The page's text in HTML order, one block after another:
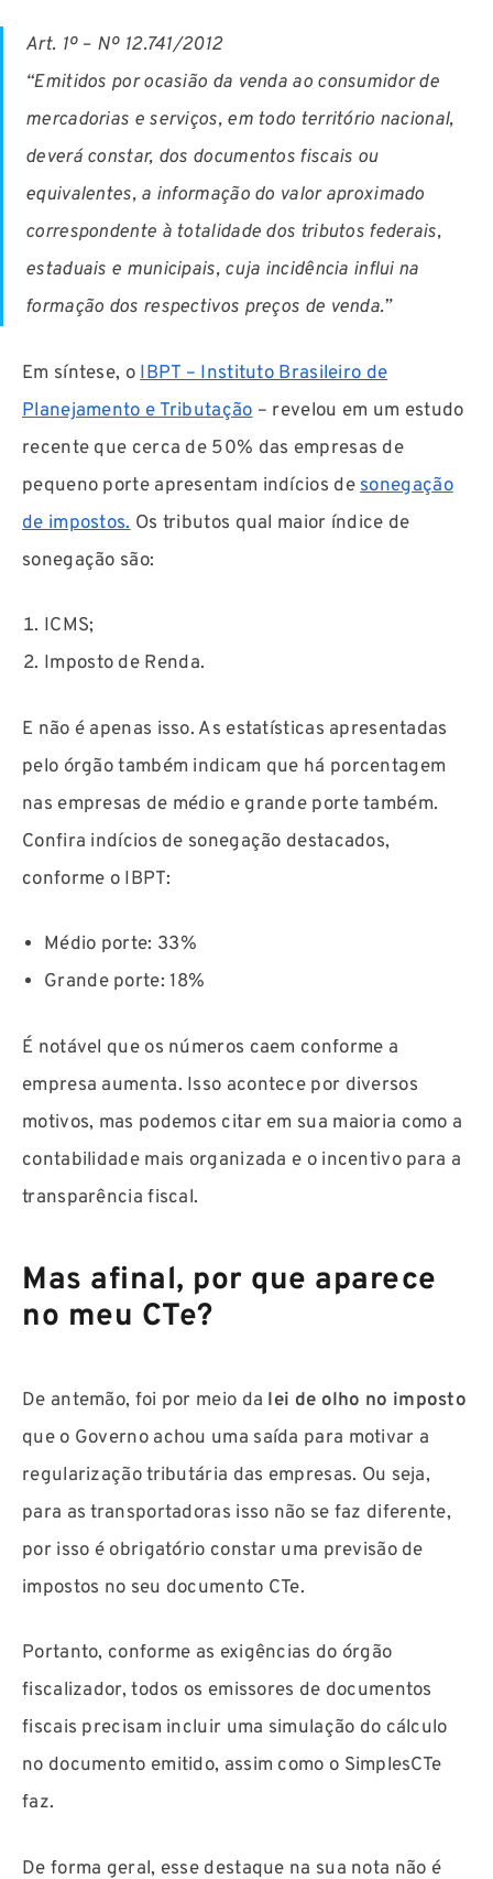
Art. 1º – Nº 12.741/2012
“Emitidos por ocasião da venda ao consumidor de
mercadorias e serviços, em todo território nacional,
deverá constar, dos documentos fiscais ou
equivalentes, a informação do valor aproximado
correspondente à totalidade dos tributos federais,
estaduais e municipais, cuja incidência influi na
formação dos respectivos preços de venda.”
Em síntese, oIBPT – Instituto Brasileiro de
Planejamento e Tributação– revelou em um estudo
recente que cerca de 50% das empresas de
pequeno porte apresentam indícios desonegação
de impostos.Os tributos qual maior índice de
sonegação são:
ICMS;
Imposto de Renda.
E não é apenas isso. As estatísticas apresentadas
pelo órgão também indicam que há porcentagem
nas empresas de médio e grande porte também.
Confira indícios de sonegação destacados,
conforme o IBPT:
Médio porte: 33%
Grande porte: 18%
É notável que os números caem conforme a
empresa aumenta. Isso acontece por diversos
motivos, mas podemos citar em sua maioria como a
contabilidade mais organizada e o incentivo para a
transparência fiscal.
Mas afinal, por que aparece
no meu CTe?
De antemão, foi por meio da lei de olho no imposto
que o Governo achou uma saída para motivar a
regularização tributária das empresas. Ou seja,
para as transportadoras isso não se faz diferente,
por isso é obrigatório constar uma previsão de
impostos no seu documento CTe.
Portanto, conforme as exigências do órgão
fiscalizador, todos os emissores de documentos
fiscais precisam incluir uma simulação do cálculo
no documento emitido, assim como o SimplesCTe
faz.
De forma geral, esse destaque na sua nota não é